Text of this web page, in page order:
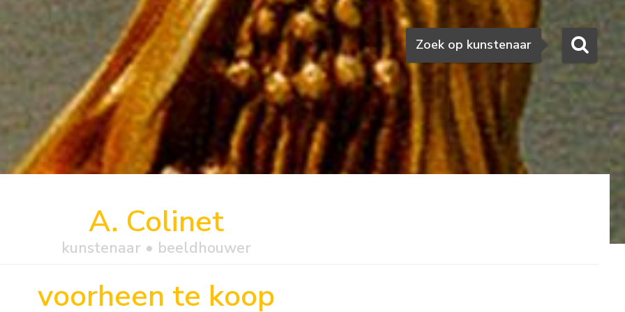
Zoeken
Zoek op kunstenaar
A. Colinet
kunstenaar • beeldhouwer
voorheen te koop